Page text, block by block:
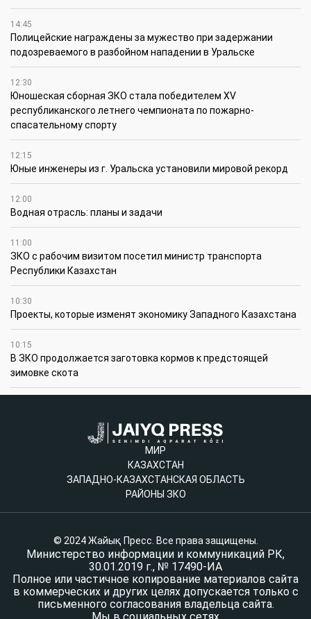
14:45
Полицейские награждены за мужество при задержании
подозреваемого в разбойном нападении в Уральске
12:30
Юношеская сборная ЗКО стала победителем XV
республиканского летнего чемпионата по пожарно-
спасательному спорту
12:15
Юные инженеры из г. Уральска установили мировой рекорд
12:00
Водная отрасль: планы и задачи
11:00
ЗКО с рабочим визитом посетил министр транспорта
Республики Казахстан
10:30
Проекты, которые изменят экономику Западного Казахстана
10:15
В ЗКО продолжается заготовка кормов к предстоящей
зимовке скота
МИР
КАЗАХСТАН
ЗАПАДНО-КАЗАХСТАНСКАЯ ОБЛАСТЬ
РАЙОНЫ ЗКО
© 2024 Жайық Пресс. Все права защищены.
Министерство информации и коммуникаций РК,
30.01.2019 г., № 17490-ИА
Полное или частичное копирование материалов сайта
в коммерческих и других целях допускается только с
письменного согласования владельца сайта.